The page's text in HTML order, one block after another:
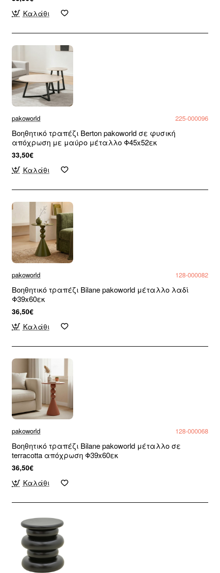
Καλάθι
pakoworld 225-000096
Βοηθητικό τραπέζι Berton pakoworld σε φυσική
απόχρωση με μαύρο μέταλλο Φ45x52εκ
33,50€
Καλάθι
pakoworld 128-000082
Βοηθητικό τραπέζι Bilane pakoworld μέταλλο λαδί
Φ39x60εκ
36,50€
Καλάθι
pakoworld 128-000068
Βοηθητικό τραπέζι Bilane pakoworld μέταλλο σε
terracotta απόχρωση Φ39x60εκ
36,50€
Καλάθι